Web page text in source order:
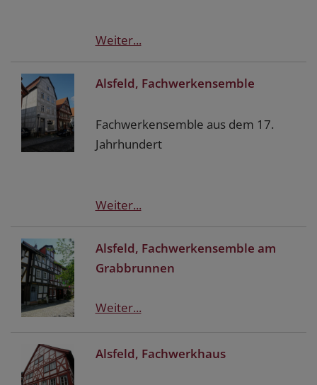
Weiter...
Alsfeld, Fachwerkensemble
Fachwerkensemble aus dem 17.
Jahrhundert
Weiter...
Alsfeld, Fachwerkensemble am
Grabbrunnen
Weiter...
Alsfeld, Fachwerkhaus